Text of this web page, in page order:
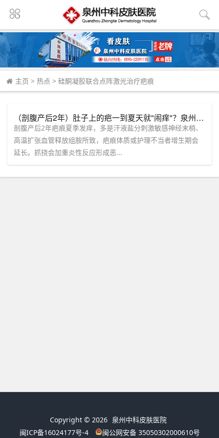
主页 > 热点 > 硅酮凝胶联合点阵激光治疗疤痕
（剖腹产后2年）肚子上的疤一到夏天就"闹痒"？泉州中科皮肤医院硅酮+激光联合干预，宝妈亲测有效
剖腹产后2年疤痕夏季发痒，多是汗液盐分刺激敏感神经末梢、
高温扩张血管释放组胺所致，疤痕体质或护理不当者增生期会
延长。抓挠会加重炎性反应形成恶...
Copyright © 2026 泉州中科皮肤医院
闽ICP备16024177号-4
闽公网安备 35050302000610号